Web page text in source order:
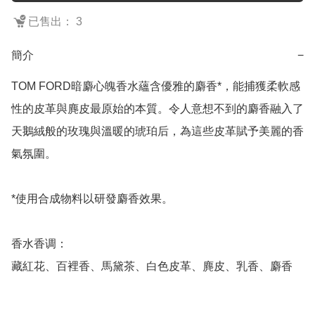
已售出： 3
簡介 −
TOM FORD暗麝心魄香水蘊含優雅的麝香*，能捕獲柔軟感
性的皮革與麂皮最原始的本質。令人意想不到的麝香融入了
天鵝絨般的玫瑰與溫暖的琥珀后，為這些皮革賦予美麗的香
氣氛圍。
*使用合成物料以研發麝香效果。
香水香调：
藏紅花、百裡香、馬黛茶、白色皮革、麂皮、乳香、麝香